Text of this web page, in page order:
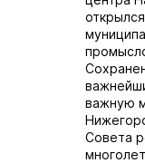
важную
Совета